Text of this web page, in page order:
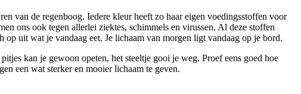
van de regenboog. Iedere kleur heeft zo haar eigen voedingsstoffen voor
ons ook tegen allerlei ziektes, schimmels en virussen. Al deze stoffen
uit wat je vandaag eet. Je lichaam van morgen ligt vandaag op je bord.
kan je gewoon opeten, het steeltje gooi je weg. Proef eens goed hoe
een wat sterker en mooier lichaam te geven.